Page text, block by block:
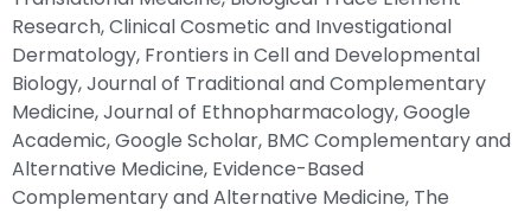
Research, Clinical Cosmetic and Investigational
Dermatology, Frontiers in Cell and Developmental
Biology, Journal of Traditional and Complementary
Medicine, Journal of Ethnopharmacology, Google
Academic, Google Scholar, BMC Complementary and
Alternative Medicine, Evidence-Based
Complementary and Alternative Medicine, The